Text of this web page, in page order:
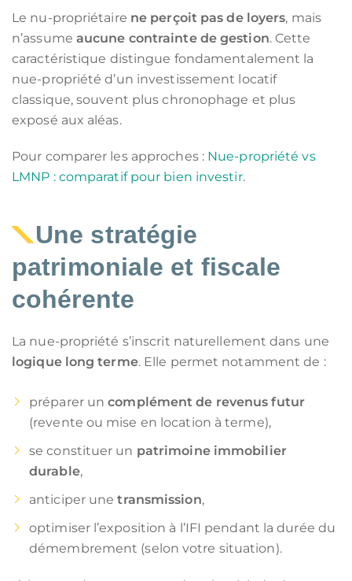
Le nu-propriétaire ne perçoit pas de loyers, mais
n’assume aucune contrainte de gestion. Cette
caractéristique distingue fondamentalement la
nue-propriété d’un investissement locatif
classique, souvent plus chronophage et plus
exposé aux aléas.
Pour comparer les approches : Nue-propriété vs
LMNP : comparatif pour bien investir.
Une stratégie
patrimoniale et fiscale
cohérente
La nue-propriété s’inscrit naturellement dans une
logique long terme. Elle permet notamment de :
préparer uncomplément de revenus futur
(revente ou mise en location à terme),
se constituer un patrimoine immobilier
durable,
anticiper unetransmission,
optimiser l’exposition à l’IFI pendant la durée du
démembrement (selon votre situation).